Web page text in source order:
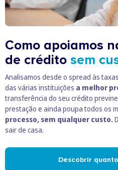
Como apoiamos
de crédito sem
Analisamos desde o spread às
das várias instituições a melhor
transferência do seu crédito
prestação e ainda poupa todos os
processo, sem qualquer custo.
sair de casa.
Descobrir